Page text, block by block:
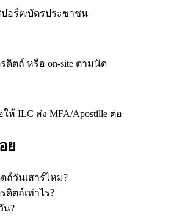
อร์ต/บัตรประชาชน
ดิตถ์ หรือ on-site ตามนัด
ห้ ILC ส่ง MFA/Apostille ต่อ
ย
ถ์วันเสาร์ไหม?
ดิตถ์เท่าไร?
น?